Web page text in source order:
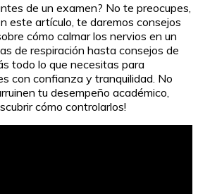
de un examen? No te preocupes,
este artículo, te daremos consejos
cómo calmar los nervios en un
de respiración hasta consejos de
todo lo que necesitas para
con confianza y tranquilidad. No
tu desempeño académico,
cómo controlarlos!